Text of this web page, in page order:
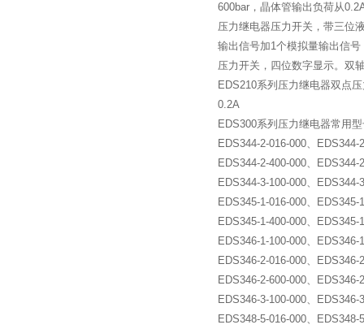
600bar，晶体管输出负荷从
压力继电器压力开关，带三位
输出信号加1个模拟量输出信
压力开关，四位数字显示。双
EDS210系列压力继电器双点
0.2A
EDS300系列压力继电器常用
EDS344-2-016-000、
EDS344-2-400-000、
EDS344-3-100-000、
EDS345-1-016-000、
EDS345-1-400-000、
EDS346-1-100-000、
EDS346-2-016-000、
EDS346-2-600-000、
EDS346-3-100-000、
EDS348-5-016-000、